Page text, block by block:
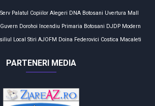
Palatul Copiilor Alegeri DNA Botosani Uvertura Mall
Guvern Dorohoi Incendiu Primaria Botosani DJDP Modern
Local Stiri AJOFM Doina Federovici Costica Macaleti
PARTENERI MEDIA